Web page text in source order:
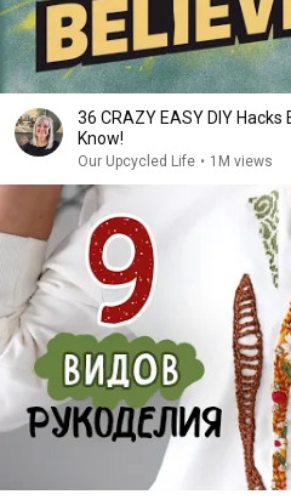
36 CRAZY EASY DIY Hacks
Know!
Our Upcycled Life • 1M views